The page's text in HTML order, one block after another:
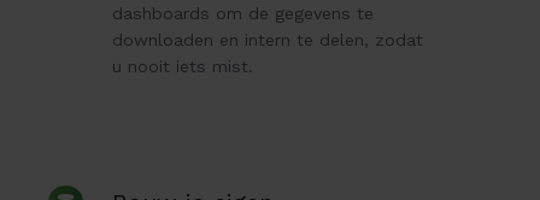
dashboards om de gegevens te
downloaden en intern te delen, zodat
u nooit iets mist.